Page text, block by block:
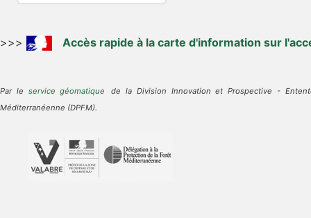
>>> Accès rapide à la carte d'information sur
Par le service géomatique
de la Division Innovation et Prospective -
Méditerranéenne (DPFM).